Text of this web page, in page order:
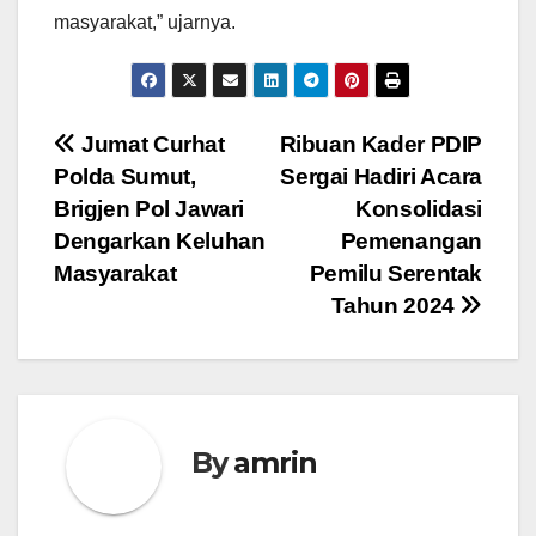
masyarakat,” ujarnya.
Navigasi
pos
Ribuan Kader PDIP
Sergai Hadiri Acara
Konsolidasi
Pemenangan
Pemilu Serentak
Tahun 2024
Jumat Curhat
Polda Sumut,
Brigjen Pol Jawari
Dengarkan Keluhan
Masyarakat
Byamrin